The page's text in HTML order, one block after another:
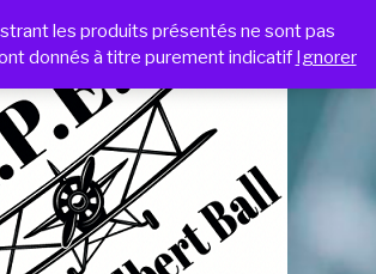
les produits présentés ne sont pas
donnés à titre purement indicatif Ignorer